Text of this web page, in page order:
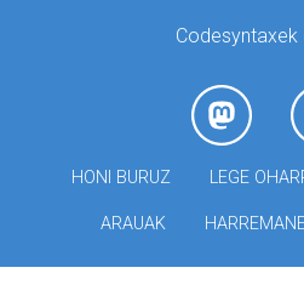
Codesyntaxek
HONI BURUZ LEGE
ARAUAK